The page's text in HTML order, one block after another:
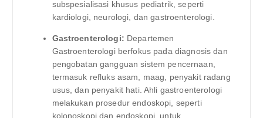
subspesialisasi khusus pediatrik, seperti
kardiologi, neurologi, dan gastroenterologi.
Gastroenterologi: Departemen
Gastroenterologi berfokus pada diagnosis dan
pengobatan gangguan sistem pencernaan,
termasuk refluks asam, maag, penyakit radang
usus, dan penyakit hati. Ahli gastroenterologi
melakukan prosedur endoskopi, seperti
kolonoskopi dan endoskopi, untuk